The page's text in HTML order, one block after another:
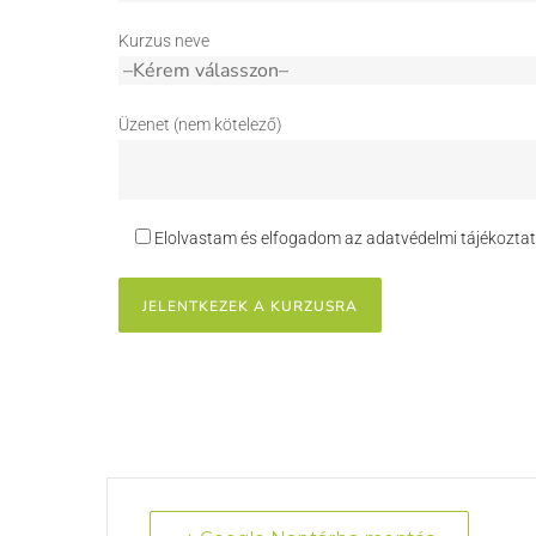
Kurzus neve
Üzenet (nem kötelező)
Elolvastam és elfogadom az adatvédelmi